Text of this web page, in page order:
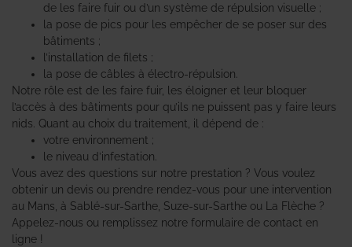
de les faire fuir ou d’un système de répulsion visuelle ;
la pose de pics pour les empêcher de se poser sur des
bâtiments ;
l’installation de filets ;
la pose de câbles à électro-répulsion.
Notre rôle est de les faire fuir, les éloigner et leur bloquer
l’accès à des bâtiments pour qu’ils ne puissent pas y faire leurs
nids. Quant au choix du traitement, il dépend de :
votre environnement ;
le niveau d’infestation.
Vous avez des questions sur notre prestation ? Vous voulez
obtenir un devis ou prendre rendez-vous pour une intervention
au Mans, à Sablé-sur-Sarthe, Suze-sur-Sarthe ou La Flèche ?
Appelez-nous ou remplissez notre formulaire de contact en
ligne !